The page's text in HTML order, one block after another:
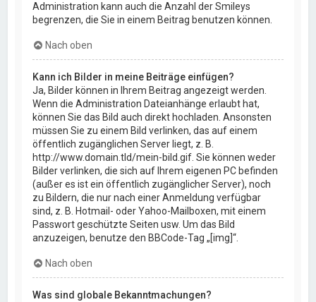
Administration kann auch die Anzahl der Smileys
begrenzen, die Sie in einem Beitrag benutzen können.
Nach oben
Kann ich Bilder in meine Beiträge einfügen?
Ja, Bilder können in Ihrem Beitrag angezeigt werden.
Wenn die Administration Dateianhänge erlaubt hat,
können Sie das Bild auch direkt hochladen. Ansonsten
müssen Sie zu einem Bild verlinken, das auf einem
öffentlich zugänglichen Server liegt, z. B.
http://www.domain.tld/mein-bild.gif. Sie können weder
Bilder verlinken, die sich auf Ihrem eigenen PC befinden
(außer es ist ein öffentlich zugänglicher Server), noch
zu Bildern, die nur nach einer Anmeldung verfügbar
sind, z. B. Hotmail- oder Yahoo-Mailboxen, mit einem
Passwort geschützte Seiten usw. Um das Bild
anzuzeigen, benutze den BBCode-Tag „[img]“.
Nach oben
Was sind globale Bekanntmachungen?